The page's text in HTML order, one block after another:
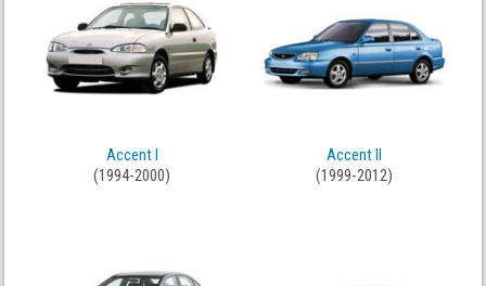
Accent I
(1994-2000)
Accent II
(1999-2012)